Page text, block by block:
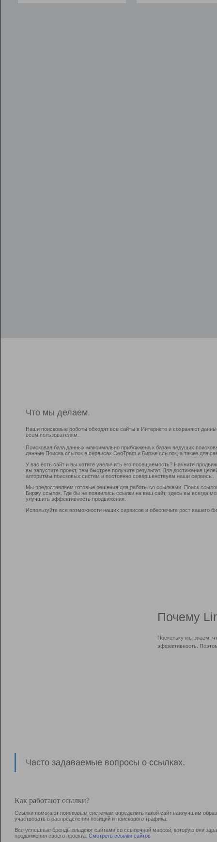
Что мы делаем.
Наши поисковые роботы обходят все сайты в Интернете и сохраняют
всем пользователям.
Поисковая база данных максимально приближена к базам ведущих
данные Поиска ссылок в сервисах СеоТраф и Бирже ссылок, а также для
У вас есть сайт и вы хотите увеличить его посещаемость? Начните
вы запустите проект, тем быстрее получите результат. Для достижения
алгоритмы поисковых систем и постоянно совершенствуем наши сервисы.
Мы предоставляем готовые решения для работы со ссылками: Поиск
Биржу ссылок. Где бы не появились ссылки на ваш сайт, здесь вы всегда
улучшить эффективность продвижения.
Используйте все возможности наших сервисов и обеспечьте рост вашего
Почему
Поскольку мы знаем,
эффективность.
Часто задаваемые вопросы о ссылках.
Как работают ссылки?
Ссылки помогают поисковым системам определить какой сайт наилучшим
участвовать в раcпределении позиций и поискового трафика.
Все успешные бренды владеют сайтами со ссылочной массой, которую они
продвижения своего проекта. Смотреть ссылки сайтов